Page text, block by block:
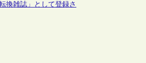
換雑誌」として登録さ